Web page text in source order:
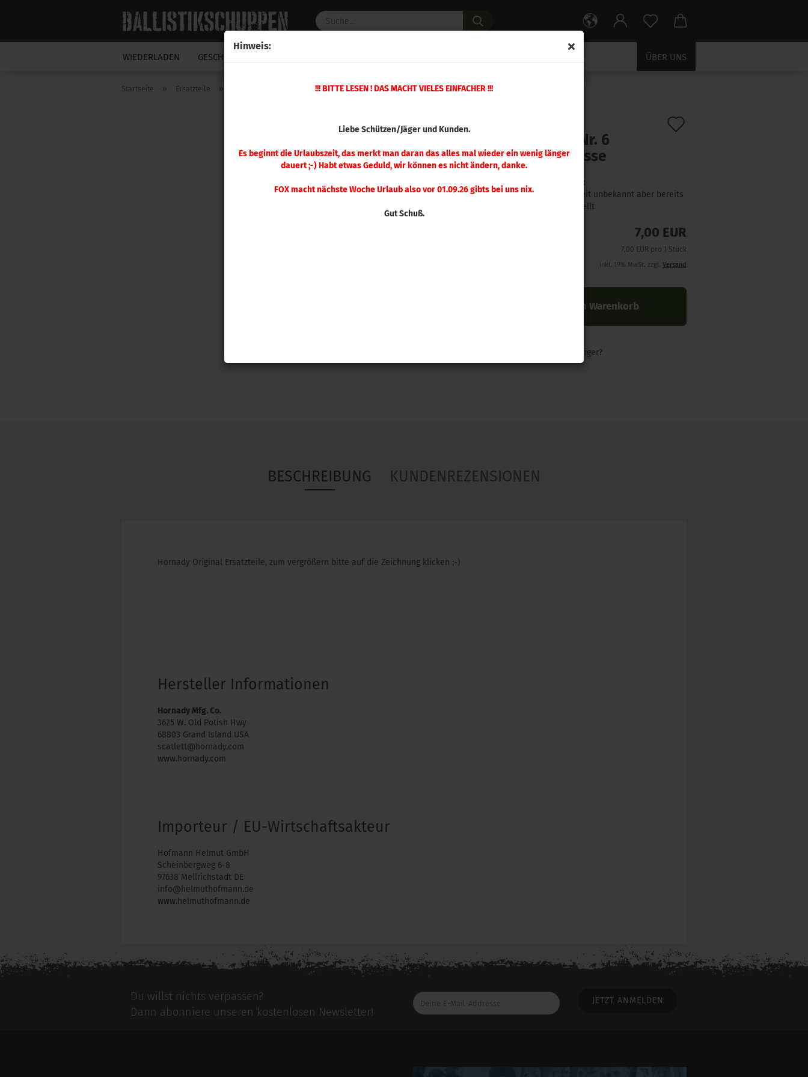
Hinweis:
!!! BITTE LESEN ! DAS MACHT VIELES EINFACHER !!!
Liebe Schützen/Jäger und Kunden.
Es beginnt die Urlaubszeit, das merkt man daran das alles mal wieder ein wenig länger
dauert ;-) Habt etwas Geduld, wir können es nicht ändern, danke.
FOX macht nächste Woche Urlaub also vor 01.09.26 gibts bei uns nix.
Gut Schuß.
WIEDERLADEN GESCHOSSE ÜBER UNS
Startseite » Ersatzteile » Classic Presse » Ersatzteil Nr. 6 Classic Presse
Ersatzteil Nr. 6
Classic Presse
Lieferzeit:
Lieferzeit unbekannt aber bereits
nachbestellt
7,00 EUR
7,00 EUR pro 1 Stück
inkl. 19% MwSt. zzgl. Versand
In den Warenkorb
Woanders günstiger?
BESCHREIBUNG KUNDENREZENSIONEN
Hornady Original Ersatzteile, zum vergrößern bitte auf die Zeichnung klicken ;-)
Hersteller Informationen
Hornady Mfg. Co.
3625 W. Old Potish Hwy
68803 Grand Island USA
scatlett@hornady.com
www.hornady.com
Importeur / EU-Wirtschaftsakteur
Hofmann Helmut GmbH
Scheinbergweg 6-8
97638 Mellrichstadt DE
info@helmuthofmann.de
www.helmuthofmann.de
Du willst nichts verpassen?
Dann abonniere unseren kostenlosen Newsletter!
Deine
E-